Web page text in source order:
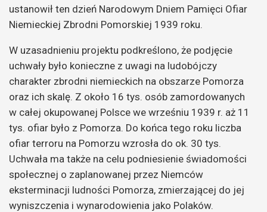
ustanowił ten dzień Narodowym Dniem Pamięci Ofiar
Niemieckiej Zbrodni Pomorskiej 1939 roku.
W uzasadnieniu projektu podkreślono, że podjęcie
uchwały było konieczne z uwagi na ludobójczy
charakter zbrodni niemieckich na obszarze Pomorza
oraz ich skalę. Z około 16 tys. osób zamordowanych
w całej okupowanej Polsce we wrześniu 1939 r. aż 11
tys. ofiar było z Pomorza. Do końca tego roku liczba
ofiar terroru na Pomorzu wzrosła do ok. 30 tys.
Uchwała ma także na celu podniesienie świadomości
społecznej o zaplanowanej przez Niemców
eksterminacji ludności Pomorza, zmierzającej do jej
wyniszczenia i wynarodowienia jako Polaków.